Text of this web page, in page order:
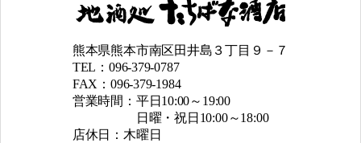
熊本県熊本市南区田井島３丁目９－７
TEL：096-379-0787
FAX：096-379-1984
営業時間：平日10:00～19:00
日曜・祝日10:00～18:00
店休日：木曜日